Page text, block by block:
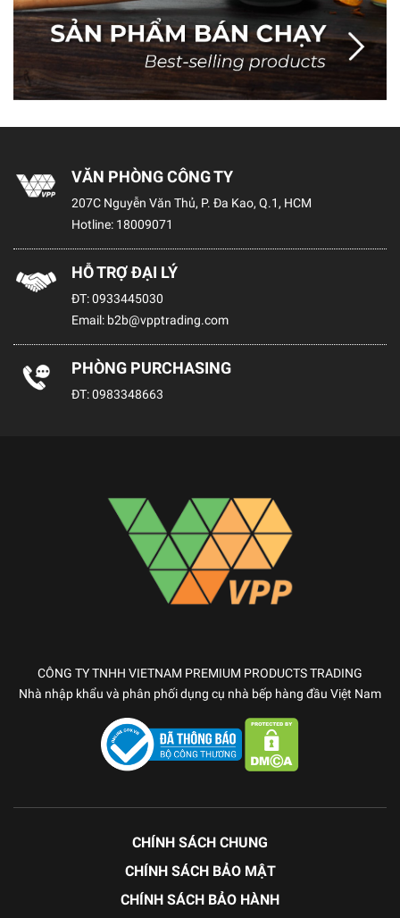
VĂN PHÒNG CÔNG TY
207C Nguyễn Văn Thủ, P. Đa Kao, Q.1, HCM
Hotline: 18009071
HỖ TRỢ ĐẠI LÝ
ĐT:0933445030
Email: b2b@vpptrading.com
PHÒNG PURCHASING
ĐT:0983348663
CÔNG TY TNHH VIETNAM PREMIUM PRODUCTS TRADING
Nhà nhập khẩu và phân phối dụng cụ nhà bếp hàng đầu Việt Nam
CHÍNH SÁCH CHUNG
CHÍNH SÁCH BẢO MẬT
CHÍNH SÁCH BẢO HÀNH